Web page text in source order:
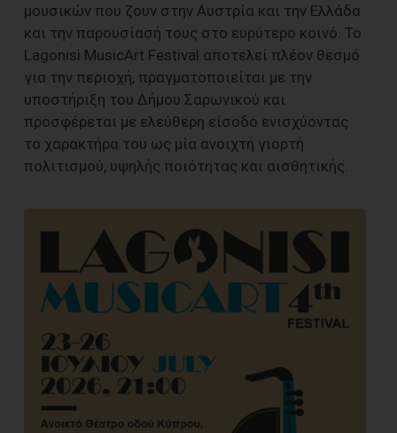
μουσικών που ζουν στην Αυστρία και την Ελλάδα
και την παρουσίασή τους στο ευρύτερο κοινό. Το
Lagonisi MusicArt Festival αποτελεί πλέον θεσμό
για την περιοχή, πραγματοποιείται με την
υποστήριξη του Δήμου Σαρωνικού και
προσφέρεται με ελεύθερη είσοδο ενισχύοντας
το χαρακτήρα του ως μία ανοιχτή γιορτή
πολιτισμού, υψηλής ποιότητας και αισθητικής.